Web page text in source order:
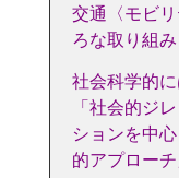
交通〈モビ
ろな取り組
社会科学的
「社会的ジ
ションを中
的アプローチ